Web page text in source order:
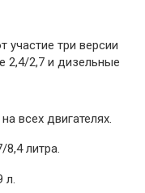
три версии
2,4/2,7 и дизельные
всех двигателях.
литра.
л.